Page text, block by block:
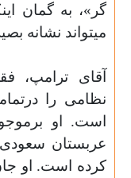
گر»، به گمان
میتواند نشانه
آقای ترامپ،
نظامی را
است. او
عربستان سعودی
کرده است. او